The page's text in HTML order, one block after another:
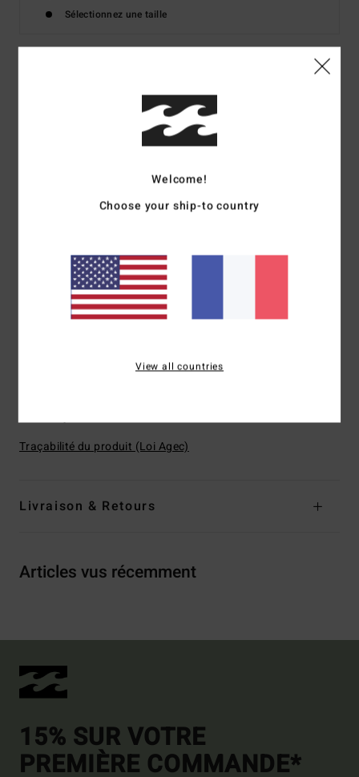
Sélectionnez une taille
Haut de bikini Noir Femme
Code couleur
Couvrance :couvrance moyenne
Coussinets :non
Bretelles :fermeture et bretelles réglables
Système de fermeture :Fermeture par crochet en S dans
plaque en métal
Traçabilité du produit (Loi Agec)
Livraison & Retours
Articles vus récemment
15% SUR VOTRE
PREMIÈRE COMMANDE*
Welcome!
Choose your ship-to country
View all countries